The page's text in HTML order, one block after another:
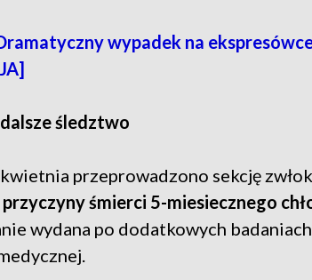
wypadek na
śledztwo
przeprowadzono sekcję
śmierci 5-miesiecznego
wydana po dodatkowych